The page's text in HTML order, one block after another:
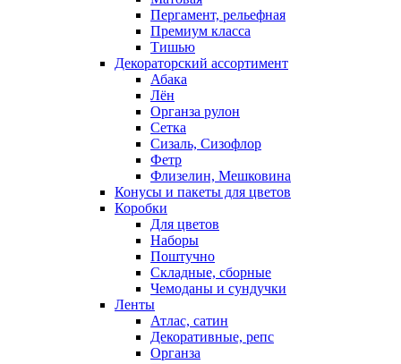
Пергамент, рельефная
Премиум класса
Тишью
Декораторский ассортимент
Абака
Лён
Органза рулон
Сетка
Сизаль, Сизофлор
Фетр
Флизелин, Мешковина
Конусы и пакеты для цветов
Коробки
Для цветов
Наборы
Поштучно
Складные, сборные
Чемоданы и сундучки
Ленты
Атлас, сатин
Декоративные, репс
Органза